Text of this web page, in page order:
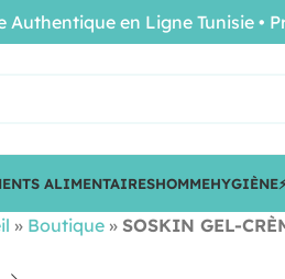
ALIMENTAIRESHOMMEHYGIÈNE
» Boutique» SOSKIN GEL-
en Ligne Tunisie •